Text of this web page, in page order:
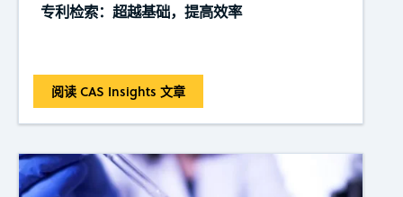
专利检索：超越基础，提高效率
阅读 CAS Insights 文章